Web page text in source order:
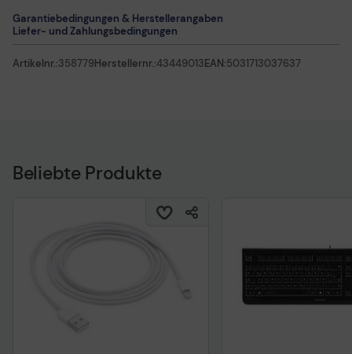
Garantiebedingungen & Herstellerangaben
Liefer- und Zahlungsbedingungen
Artikelnr.:358779Herstellernr.:43449013EAN:5031713037637
Beliebte Produkte